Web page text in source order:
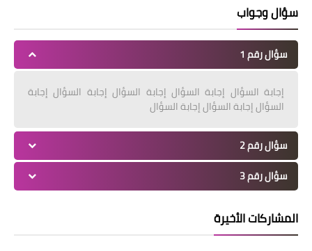
سؤال وجواب
سؤال رقم 1
إجابة السؤال إجابة السؤال إجابة السؤال إجابة السؤال إجابة
السؤال إجابة السؤال إجابة السؤال
سؤال رقم 2
سؤال رقم 3
المشاركات الأخيرة